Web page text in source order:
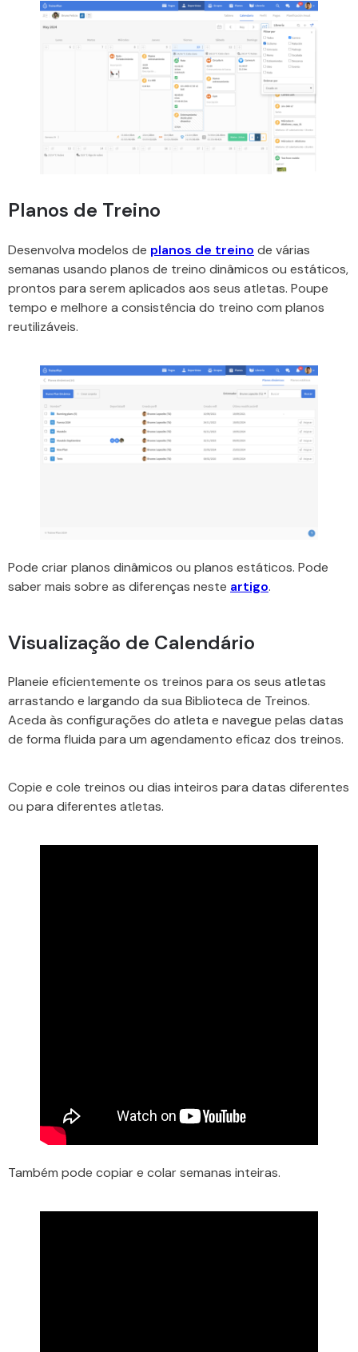
Planos de Treino
Desenvolva modelos de planos de treino de várias
semanas usando planos de treino dinâmicos ou estáticos,
prontos para serem aplicados aos seus atletas. Poupe
tempo e melhore a consistência do treino com planos
reutilizáveis.
Pode criar planos dinâmicos ou planos estáticos. Pode
saber mais sobre as diferenças neste artigo.
Visualização de Calendário
Planeie eficientemente os treinos para os seus atletas
arrastando e largando da sua Biblioteca de Treinos.
Aceda às configurações do atleta e navegue pelas datas
de forma fluida para um agendamento eficaz dos treinos.
Copie e cole treinos ou dias inteiros para datas diferentes
ou para diferentes atletas.
Também pode copiar e colar semanas inteiras.